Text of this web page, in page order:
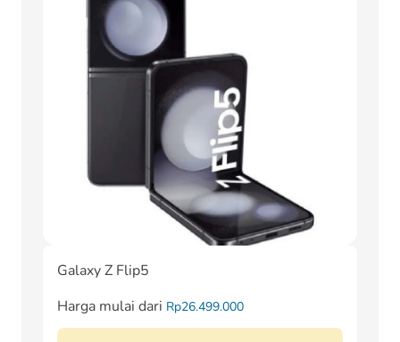
Galaxy Z Flip5
Harga mulai dari Rp26.499.000